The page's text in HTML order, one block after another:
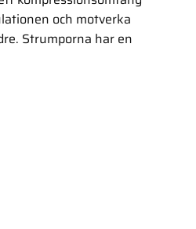
och motverka
Strumporna har en